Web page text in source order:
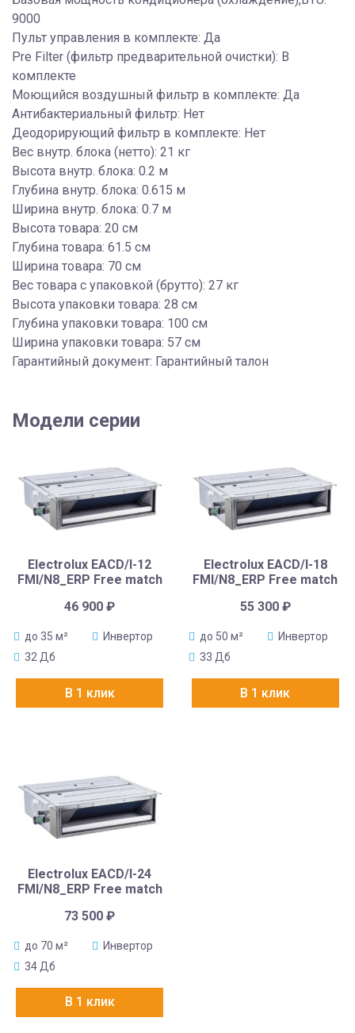
9000
Пульт управления в комплекте: Да
Pre Filter (фильтр предварительной очистки): В
комплекте
Моющийся воздушный фильтр в комплекте: Да
Антибактериальный фильтр: Нет
Деодорирующий фильтр в комплекте: Нет
Вес внутр. блока (нетто): 21 кг
Высота внутр. блока: 0.2 м
Глубина внутр. блока: 0.615 м
Ширина внутр. блока: 0.7 м
Высота товара: 20 см
Глубина товара: 61.5 см
Ширина товара: 70 см
Вес товара с упаковкой (брутто): 27 кг
Высота упаковки товара: 28 см
Глубина упаковки товара: 100 см
Ширина упаковки товара: 57 см
Гарантийный документ: Гарантийный талон
Модели серии
Electrolux EACD/I-12
FMI/N8_ERP Free match
46 900₽
до 35 м²
Инвертор
32 Дб
В 1 клик
Electrolux EACD/I-18
FMI/N8_ERP Free match
55 300 ₽
до 50 м²
Инвертор
33 Дб
В 1 клик
Electrolux EACD/I-24
FMI/N8_ERP Free match
73 500₽
до 70 м²
Инвертор
34 Дб
В 1 клик